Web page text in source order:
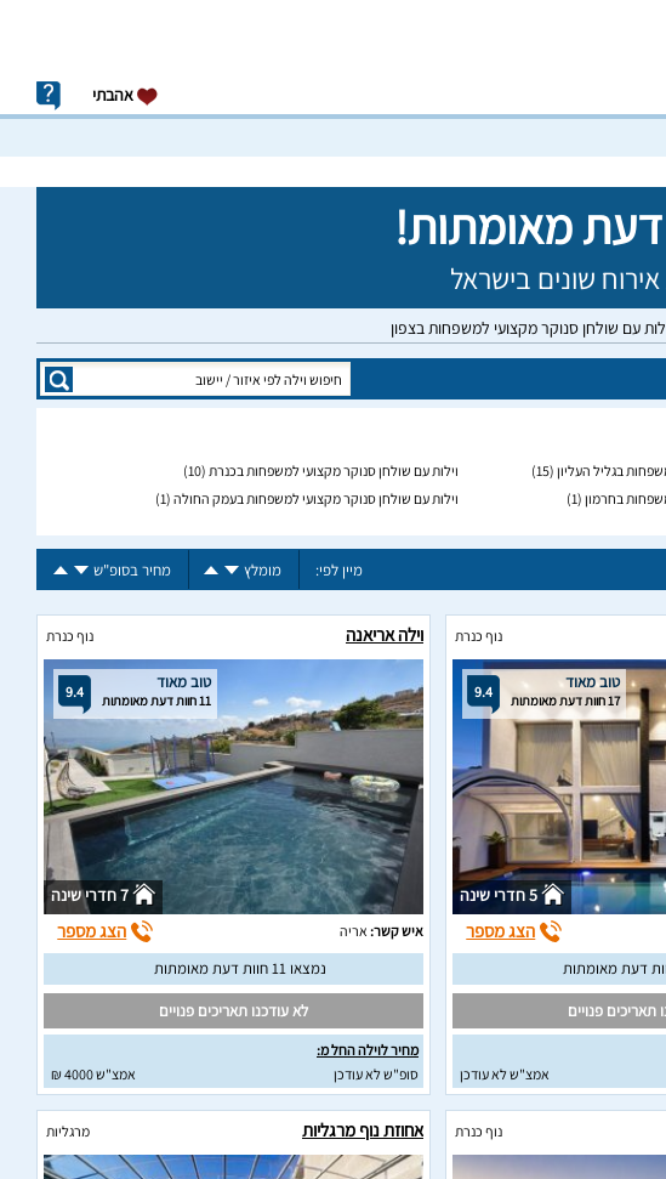
אהבתי
עם שולחן סנוקר מקצועי למשפחות בצפון
בגליל העליון (15) וילות עם שולחן סנוקר מקצועי למשפחות בכנרת (10)
בחרמון (1) וילות עם שולחן סנוקר מקצועי למשפחות בעמק החולה (1)
מיין לפי: מומלץ מחיר בסופ"ש
נוף כנרת
9.4 טוב מאוד
17 חוות דעת מאומתות
5 חדרי שינה
הצג מספר
תאריכים פנויים
אמצ"ש לא עודכן
וילה אריאנה נוף כנרת
9.4 טוב מאוד
11 חוות דעת מאומתות
7 חדרי שינה
איש קשר: אריה הצג מספר
נמצאו 11 חוות דעת מאומתות
לא עודכנו תאריכים פנויים
מחיר לוילה החל מ:
סופ"ש לא עודכן
אמצ"ש 4000 ₪
נוף כנרת אחוזת נוף מרגליות מרגליות